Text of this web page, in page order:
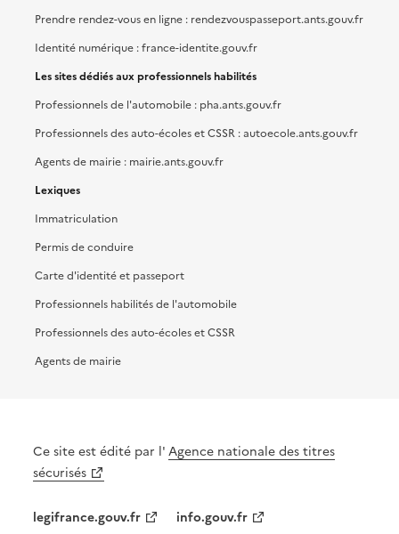
Prendre rendez-vous en ligne : rendezvouspasseport.ants.gouv.fr
Identité numérique : france-identite.gouv.fr
Les sites dédiés aux professionnels habilités
Professionnels de l'automobile : pha.ants.gouv.fr
Professionnels des auto-écoles et CSSR : autoecole.ants.gouv.fr
Agents de mairie : mairie.ants.gouv.fr
Lexiques
Immatriculation
Permis de conduire
Carte d'identité et passeport
Professionnels habilités de l'automobile
Professionnels des auto-écoles et CSSR
Agents de mairie
Ce site est édité par l'Agence nationale des titres
sécurisés
legifrance.gouv.fr
info.gouv.fr